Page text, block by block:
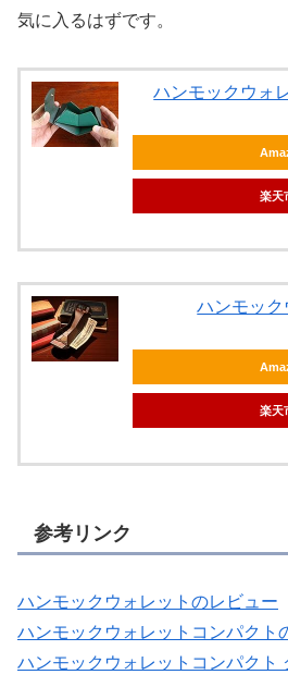
気に入るはずです。
ハンモックウォ
楽天
ハンモック
楽天
参考リンク
ハンモックウォレットのレビュー
ハンモックウォレットコンパクト
ハンモックウォレットコンパクト